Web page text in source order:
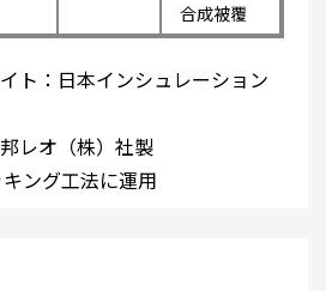
合成被覆
ト：日本インシュレーション
レオ（株）社製
ング工法に運用